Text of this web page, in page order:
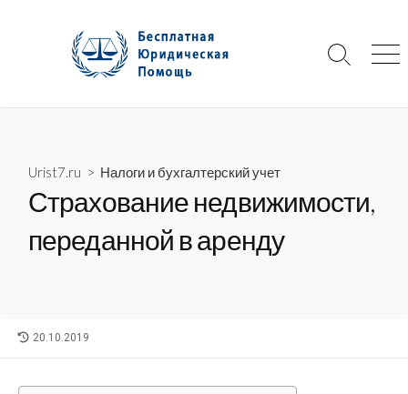
Search
Urist7.ru > Налоги и бухгалтерский учет
Страхование недвижимости,
переданной в аренду
LAST
20.10.2019